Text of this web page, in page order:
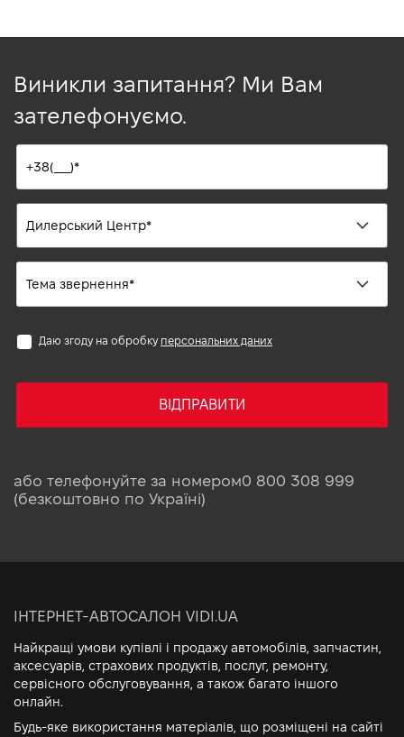
Виникли запитання? Ми Вам
зателефонуємо.
Даю згоду на обробку персональних даних
ВІДПРАВИТИ
або телефонуйте за номером0 800 308 999
(безкоштовно по Україні)
ІНТЕРНЕТ-АВТОСАЛОН VIDI.UA
Найкращі умови купівлі і продажу автомобілів, запчастин,
аксесуарів, страхових продуктів, послуг, ремонту,
сервісного обслуговування, а також багато іншого
онлайн.
Будь-яке використання матеріалів, що розміщені на сайті